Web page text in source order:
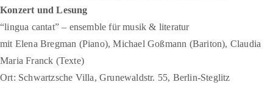
Konzert und Lesung
“lingua cantat” – ensemble für musik & literatur
mit Elena Bregman (Piano), Michael Goßmann (Bariton), Claudia
Maria Franck (Texte)
Ort: Schwartzsche Villa, Grunewaldstr. 55, Berlin-Steglitz